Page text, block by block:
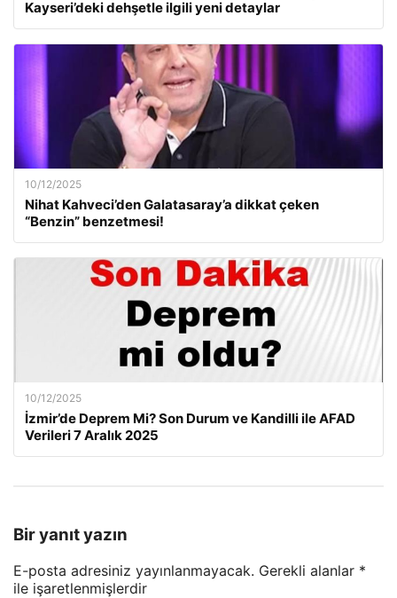
Kayseri’deki dehşetle ilgili yeni detaylar
10/12/2025
Nihat Kahveci’den Galatasaray’a dikkat çeken
“Benzin” benzetmesi!
10/12/2025
İzmir’de Deprem Mi? Son Durum ve Kandilli ile AFAD
Verileri 7 Aralık 2025
Bir yanıt yazın
E-posta adresiniz yayınlanmayacak. Gerekli alanlar *
ile işaretlenmişlerdir